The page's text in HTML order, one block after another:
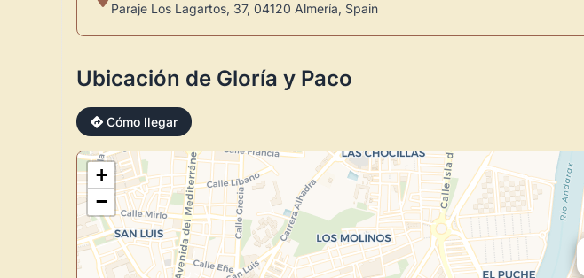
Paraje Los Lagartos, 37, 04120 Almería, Spain
Ubicación de Gloría y Paco
Cómo llegar
+
−